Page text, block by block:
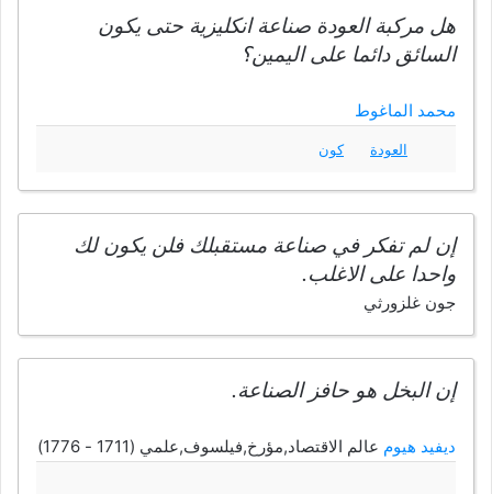
هل مركبة العودة صناعة انكليزية حتى يكون
السائق دائما على اليمين؟
محمد الماغوط
العودة كون
إن لم تفكر في صناعة مستقبلك فلن يكون لك
واحدا على الاغلب.
جون غلزورثي
إن البخل هو حافز الصناعة.
ديفيد هيوم عالم الاقتصاد,مؤرخ,فيلسوف,علمي (1711 - 1776)